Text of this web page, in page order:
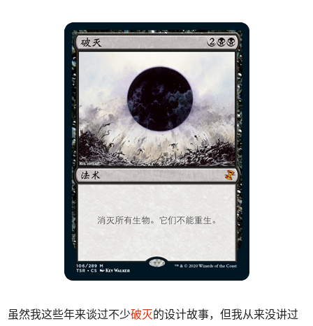
虽然我这些年来谈过不少破灭的设计故事，但我从来没讲过